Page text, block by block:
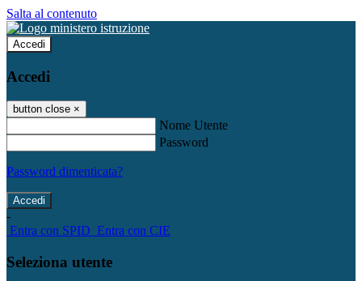
Salta al contenuto
Accedi
Accedi
button close ×
Nome Utente
Password
Password dimenticata?
-
Entra con SPID Entra con CIE
Seleziona utente